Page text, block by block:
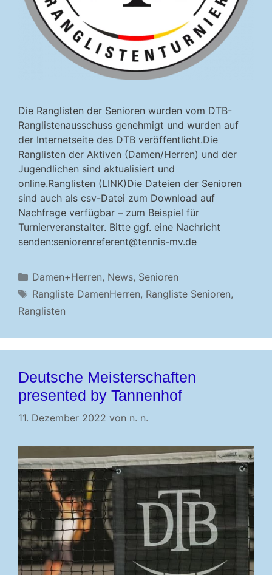
Die Ranglisten der Senioren wurden vom DTB-
Ranglistenausschuss genehmigt und wurden auf
der Internetseite des DTB veröffentlicht.Die
Ranglisten der Aktiven (Damen/Herren) und der
Jugendlichen sind aktualisiert und
online.Ranglisten (LINK)Die Dateien der Senioren
sind auch als csv-Datei zum Download auf
Nachfrage verfügbar – zum Beispiel für
Turnierveranstalter. Bitte ggf. eine Nachricht
senden:seniorenreferent@tennis-mv.de
Kategorien
Damen+Herren, News, Senioren
Schlagwörter
Rangliste DamenHerren, Rangliste Senioren,
Ranglisten
Deutsche Meisterschaften
presented by Tannenhof
11. Dezember 2022 von n. n.